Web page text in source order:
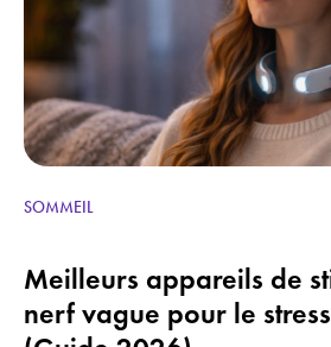
SOMMEIL
Meilleurs appareils de
nerf vague pour le